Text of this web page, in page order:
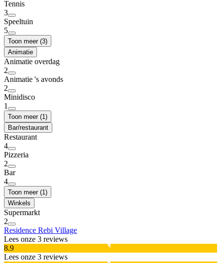
Tennis
3
Speeltuin
5
Toon meer (3)
Animatie
Animatie overdag
2
Animatie 's avonds
2
Minidisco
1
Toon meer (1)
Bar/restaurant
Restaurant
4
Pizzeria
2
Bar
4
Toon meer (1)
Winkels
Supermarkt
2
Residence Rebi Village
Lees onze 3 reviews
8.9
Lees onze 3 reviews